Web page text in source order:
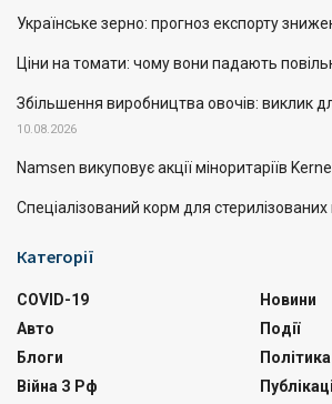
Українське зерно: прогноз експорту
Ціни на томати: чому вони падають
Збільшення виробництва овочів: виклик
10.08.2026
Namsen викуповує акції міноритаріїв Kernel
Спеціалізований корм для стерилізованих
Категорії
COVID-19
Авто
Блоги
Війна З Рф
Новини
Події
Політика